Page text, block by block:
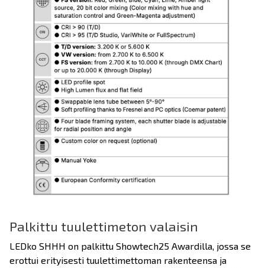
Palkittu tuulettimeton valaisin
LEDko SHHH on palkittu Showtech25 Awardilla, jossa se
erottui erityisesti tuulettimettoman rakenteensa ja